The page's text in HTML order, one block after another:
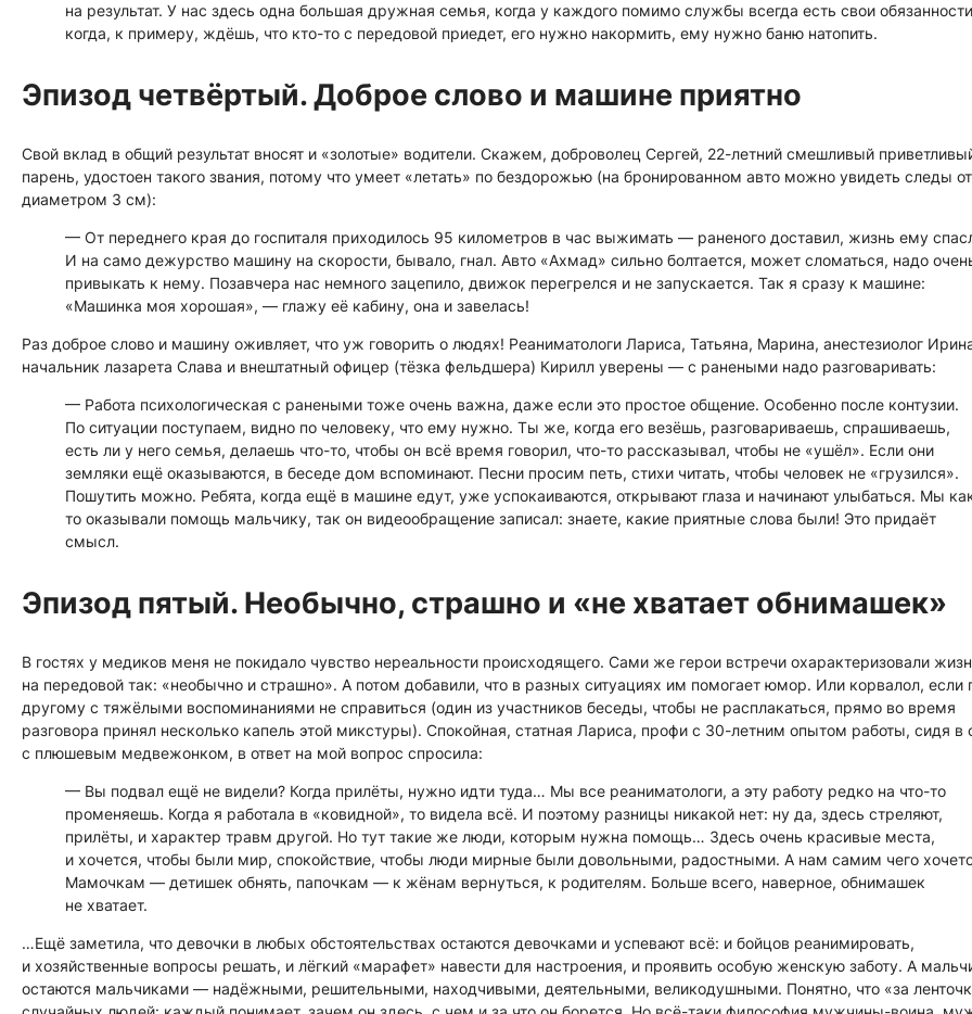
на результат. У нас здесь одна большая дружная семья, когда у каждого помимо службы всегда есть свои
когда, к примеру, ждёшь, что кто-то с передовой приедет, его нужно накормить, ему нужно баню натопить.
Эпизод четвёртый. Доброе слово и машине приятно
Свой вклад в общий результат вносят и «золотые» водители. Скажем, доброволец Сергей, 22-летний смешливый
парень, удостоен такого звания, потому что умеет «летать» по бездорожью (на бронированном авто можно увидеть следы
диаметром 3 см):
— От переднего края до госпиталя приходилось 95 километров в час выжимать — раненого доставил, жизнь ему
И на само дежурство машину на скорости, бывало, гнал. Авто «Ахмад» сильно болтается, может сломаться, надо
привыкать к нему. Позавчера нас немного зацепило, движок перегрелся и не запускается. Так я сразу к машине:
«Машинка моя хорошая», — глажу её кабину, она и завелась!
Раз доброе слово и машину оживляет, что уж говорить о людях! Реаниматологи Лариса, Татьяна, Марина, анестезиолог
начальник лазарета Слава и внештатный офицер (тёзка фельдшера) Кирилл уверены — с ранеными надо разговаривать:
— Работа психологическая с ранеными тоже очень важна, даже если это простое общение. Особенно после контузии.
По ситуации поступаем, видно по человеку, что ему нужно. Ты же, когда его везёшь, разговариваешь, спрашиваешь,
есть ли у него семья, делаешь что-то, чтобы он всё время говорил, что-то рассказывал, чтобы не «ушёл». Если они
земляки ещё оказываются, в беседе дом вспоминают. Песни просим петь, стихи читать, чтобы человек не «грузился».
Пошутить можно. Ребята, когда ещё в машине едут, уже успокаиваются, открывают глаза и начинают улыбаться. Мы
то оказывали помощь мальчику, так он видеообращение записал: знаете, какие приятные слова были! Это придаёт
смысл.
Эпизод пятый. Необычно, страшно и «не хватает обнимашек»
В гостях у медиков меня не покидало чувство нереальности происходящего. Сами же герои встречи охарактеризовали
на передовой так: «необычно и страшно». А потом добавили, что в разных ситуациях им помогает юмор. Или корвалол, если
другому с тяжёлыми воспоминаниями не справиться (один из участников беседы, чтобы не расплакаться, прямо во время
разговора принял несколько капель этой микстуры). Спокойная, статная Лариса, профи с 30-летним опытом работы, сидя в
с плюшевым медвежонком, в ответ на мой вопрос спросила:
— Вы подвал ещё не видели? Когда прилёты, нужно идти туда… Мы все реаниматологи, а эту работу редко на что-то
променяешь. Когда я работала в «ковидной», то видела всё. И поэтому разницы никакой нет: ну да, здесь стреляют,
прилёты, и характер травм другой. Но тут такие же люди, которым нужна помощь… Здесь очень красивые места,
и хочется, чтобы были мир, спокойствие, чтобы люди мирные были довольными, радостными. А нам самим чего
Мамочкам — детишек обнять, папочкам — к жёнам вернуться, к родителям. Больше всего, наверное, обнимашек
не хватает.
…Ещё заметила, что девочки в любых обстоятельствах остаются девочками и успевают всё: и бойцов реанимировать,
и хозяйственные вопросы решать, и лёгкий «марафет» навести для настроения, и проявить особую женскую заботу. А
остаются мальчиками — надёжными, решительными, находчивыми, деятельными, великодушными. Понятно, что «за